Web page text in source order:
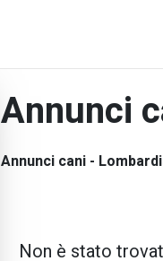
Annunci
Annunci cani -
Non è stato